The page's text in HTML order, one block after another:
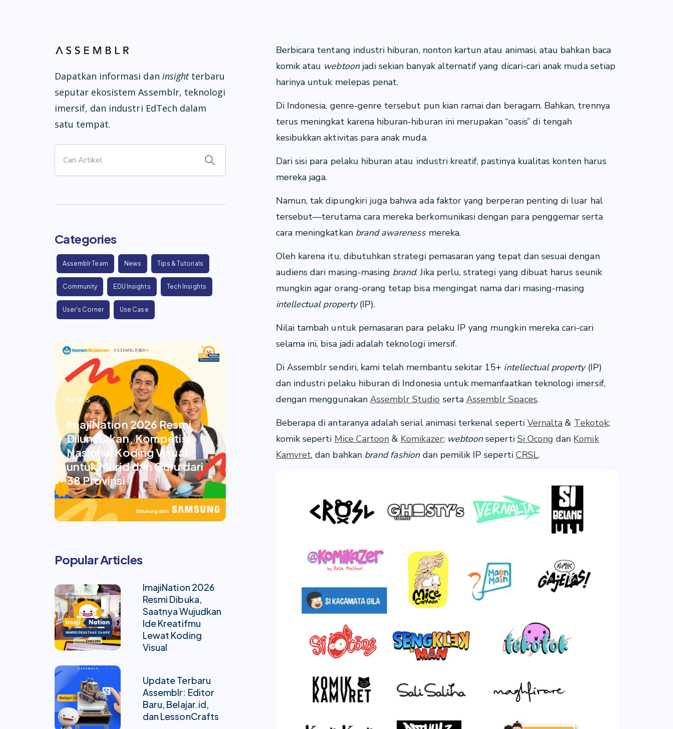
Dapatkan informasi dan insight terbaru
seputar ekosistem Assemblr, teknologi
imersif, dan industri EdTech dalam
satu tempat.
Categories
Assemblr Team News Tips & Tutorials
Community EDU Insights Tech Insights
User's Corner Use Case
NEWS
ImajiNation 2026 Resmi
Diluncurkan, Kompetisi
Nasional Koding Visual
untuk Murid dan Guru dari
38 Provinsi
Popular Articles
ImajiNation 2026
Resmi Dibuka,
Saatnya Wujudkan
Ide Kreatifmu
Lewat Koding
Visual
Update Terbaru
Assemblr: Editor
Baru, Belajar.id,
dan LessonCrafts
Berbicara tentang industri hiburan, nonton kartun atau animasi, atau bahkan baca
komik atau webtoon jadi sekian banyak alternatif yang dicari-cari anak muda setiap
harinya untuk melepas penat.
Di Indonesia, genre-genre tersebut pun kian ramai dan beragam. Bahkan, trennya
terus meningkat karena hiburan-hiburan ini merupakan “oasis” di tengah
kesibukkan aktivitas para anak muda.
Dari sisi para pelaku hiburan atau industri kreatif, pastinya kualitas konten harus
mereka jaga.
Namun, tak dipungkiri juga bahwa ada faktor yang berperan penting di luar hal
tersebut—terutama cara mereka berkomunikasi dengan para penggemar serta
cara meningkatkan brand awareness mereka.
Oleh karena itu, dibutuhkan strategi pemasaran yang tepat dan sesuai dengan
audiens dari masing-masing brand. Jika perlu, strategi yang dibuat harus seunik
mungkin agar orang-orang tetap bisa mengingat nama dari masing-masing
intellectual property(IP).
Nilai tambah untuk pemasaran para pelaku IP yang mungkin mereka cari-cari
selama ini, bisa jadi adalah teknologi imersif.
Di Assemblr sendiri, kami telah membantu sekitar 15+ intellectual property (IP)
dan industri pelaku hiburan di Indonesia untuk memanfaatkan teknologi imersif,
dengan menggunakan Assemblr Studio serta Assemblr Spaces.
Beberapa di antaranya adalah serial animasi terkenal seperti Vernalta & Tekotok;
komik seperti Mice Cartoon & Komikazer; webtoonseperti Si Ocong dan Komik
Kamvret, dan bahkan brand fashiondan pemilik IP seperti CRSL.